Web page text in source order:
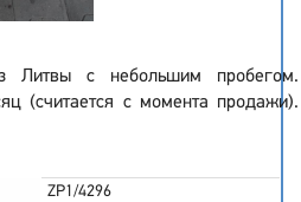
Литвы с небольшим пробегом.
(считается с момента продажи).
ZP1/4296